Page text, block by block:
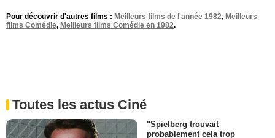
Pour découvrir d'autres films : Meilleurs films de l'année 1982, Meilleurs
films Comédie, Meilleurs films Comédie en 1982.
Toutes les actus Ciné
"Spielberg trouvait
probablement cela trop